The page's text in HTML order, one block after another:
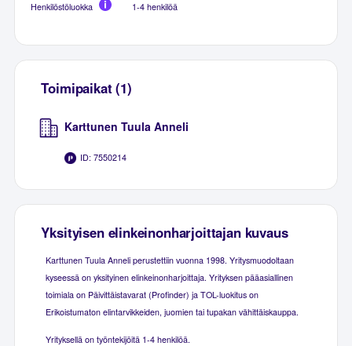
Henkilöstöluokka
1-4 henkilöä
Toimipaikat (1)
Karttunen Tuula Anneli
ID: 7550214
Yksityisen elinkeinonharjoittajan kuvaus
Karttunen Tuula Anneli perustettiin vuonna 1998. Yritysmuodoltaan
kyseessä on yksityinen elinkeinonharjoittaja. Yrityksen pääasiallinen
toimiala on Päivittäistavarat (Profinder) ja TOL-luokitus on
Erikoistumaton elintarvikkeiden, juomien tai tupakan vähittäiskauppa.
Yrityksellä on työntekijöitä 1-4 henkilöä.